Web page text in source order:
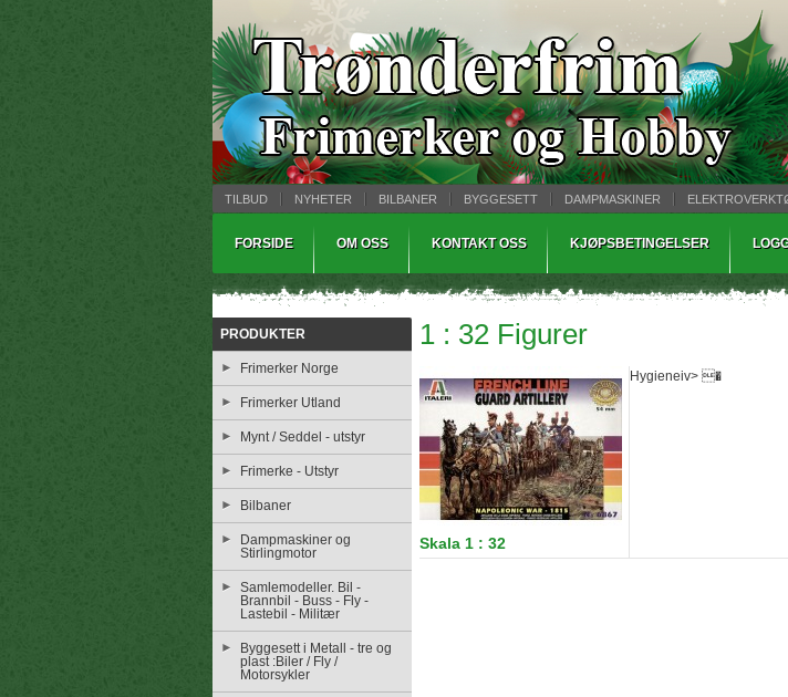
TILBUD NYHETER BILBANER BYGGESETT DAMPMASKINER
FORSIDE OM OSS KONTAKT OSS KJØPSBETINGELSER
PRODUKTER
Frimerker Norge
Frimerker Utland
Mynt / Seddel - utstyr
Frimerke - Utstyr
Bilbaner
Dampmaskiner og
Stirlingmotor
Samlemodeller. Bil -
Brannbil - Buss - Fly -
Lastebil - Militær
Byggesett i Metall - tre og
plast :Biler / Fly /
Motorsykler
1 : 32 Figurer
Skala 1 : 32
Hygieneiv> �